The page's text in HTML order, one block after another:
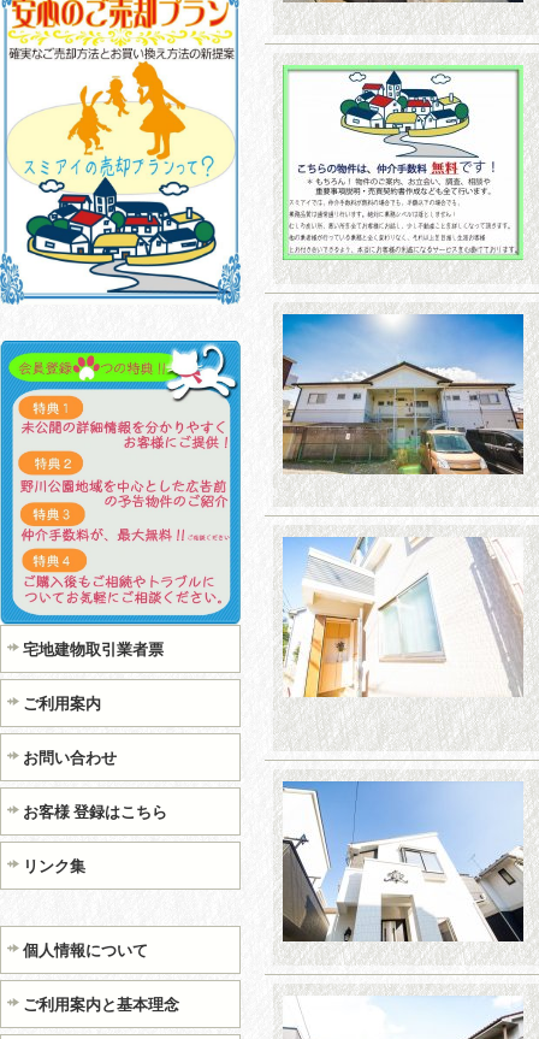
宅地建物取引業者票
ご利用案内
お問い合わせ
お客様 登録はこちら
リンク集
個人情報について
ご利用案内と基本理念